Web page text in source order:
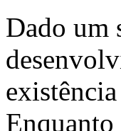
Dado um
Enquanto